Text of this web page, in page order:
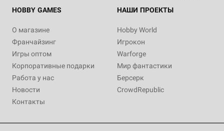
HOBBY GAMES
О магазине
Франчайзинг
Игры оптом
Корпоративные подарки
Работа у нас
Новости
Контакты
НАШИ ПРОЕКТЫ
Hobby World
Игрокон
Warforge
Мир фантастики
Берсерк
CrowdRepublic